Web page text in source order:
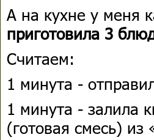
А на кухне у меня
приготовила 3
Считаем:
1 минута -
1 минута - залила
(готовая смесь) из